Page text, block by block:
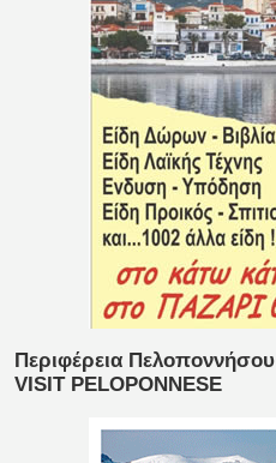
Περιφέρεια Πελοποννήσου
VISIT PELOPONNESE